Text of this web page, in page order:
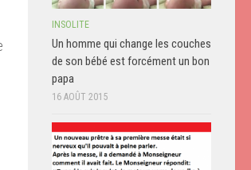
INSOLITE
Un homme qui change les couches
de son bébé est forcément un bon
papa
16 AOÛT 2015